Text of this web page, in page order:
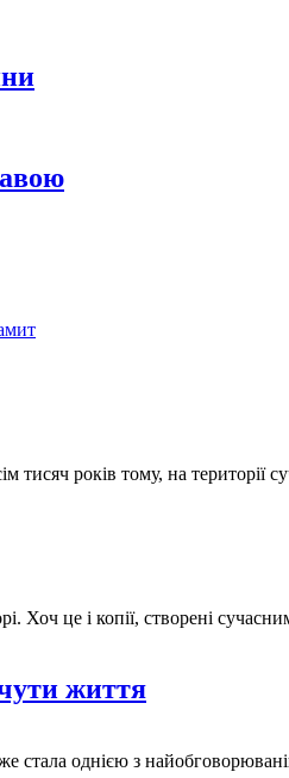
років тому, на території
Хоч це і копії, створені
життя
стала однією з